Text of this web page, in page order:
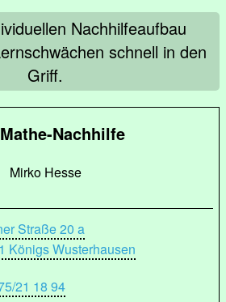
Nachhilfeaufbau
schnell in den
Griff.
Nachhilfe
Mirko Hesse
Straße 20 a
Königs Wusterhausen
21 18 94